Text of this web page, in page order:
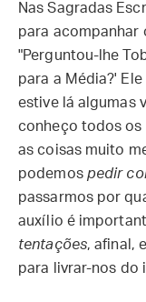
Nas Sagradas
para acompanhar
"Perguntou-lhe
para a Média?'
estive lá algumas
conheço todos os
as coisas muito
podemos pedir
passarmos por
auxílio é
tentações, afinal,
para livrar-nos do